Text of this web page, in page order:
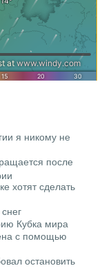
я никому не
после
хотят сделать
Кубка мира
с помощью
остановить